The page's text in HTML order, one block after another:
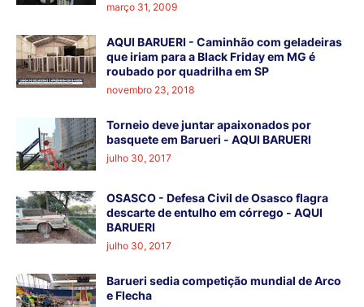
março 31, 2009
AQUI BARUERI - Caminhão com geladeiras
que iriam para a Black Friday em MG é
roubado por quadrilha em SP
novembro 23, 2018
Torneio deve juntar apaixonados por
basquete em Barueri - AQUI BARUERI
julho 30, 2017
OSASCO - Defesa Civil de Osasco flagra
descarte de entulho em córrego - AQUI
BARUERI
julho 30, 2017
Barueri sedia competição mundial de Arco
e Flecha